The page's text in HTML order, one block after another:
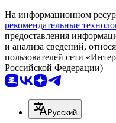
На информационном
рекомендательные
предоставления
и анализа сведений,
пользователей сети
Российской Федерации)
Русский